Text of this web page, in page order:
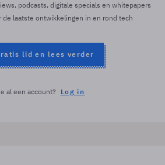
podcasts, digitale specials en whitepapers
laatste ontwikkelingen in en rond tech
lid en lees verder
al een account? Log in